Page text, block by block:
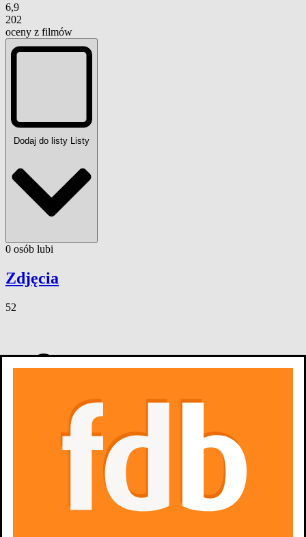
6,9
202
oceny z filmów
Dodaj do listy Listy
0 osób lubi
Zdjęcia
52